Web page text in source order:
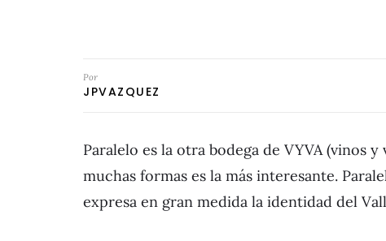
Por
JPVAZQUEZ
Paralelo es la otra bodega de VYVA (vinos
muchas formas es la más interesante.
expresa en gran medida la identidad del